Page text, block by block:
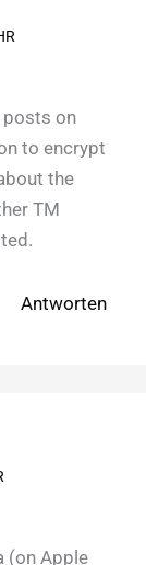
posts on
to encrypt
the
TM
Antworten
(on Apple